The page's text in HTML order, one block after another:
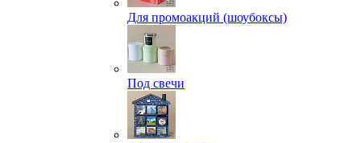
Для промоакций (шоубоксы)
Под свечи